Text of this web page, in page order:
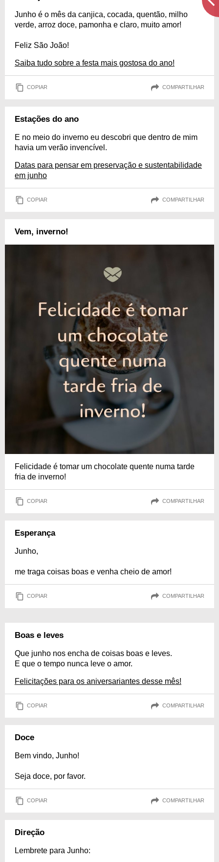
Junho é o mês da canjica, cocada, quentão, milho
verde, arroz doce, pamonha e claro, muito amor!
Feliz São João!
Saiba tudo sobre a festa mais gostosa do ano!
COPIAR COMPARTILHAR
Estações do ano
E no meio do inverno eu descobri que dentro de mim
havia um verão invencível.
Datas para pensar em preservação e sustentabilidade
em junho
COPIAR COMPARTILHAR
Vem, inverno!
Felicidade é tomar um chocolate quente numa tarde
fria de inverno!
COPIAR COMPARTILHAR
Esperança
Junho,
me traga coisas boas e venha cheio de amor!
COPIAR COMPARTILHAR
Boas e leves
Que junho nos encha de coisas boas e leves.
E que o tempo nunca leve o amor.
Felicitações para os aniversariantes desse mês!
COPIAR COMPARTILHAR
Doce
Bem vindo, Junho!
Seja doce, por favor.
COPIAR COMPARTILHAR
Direção
Lembrete para Junho: